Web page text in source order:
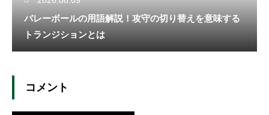
バレーボールの用語解説！攻守の切り替えを意味する
トランジションとは
コメント